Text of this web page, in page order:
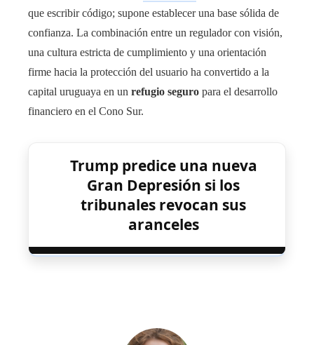
que escribir código; supone establecer una base sólida de
confianza. La combinación entre un regulador con visión,
una cultura estricta de cumplimiento y una orientación
firme hacia la protección del usuario ha convertido a la
capital uruguaya en un refugio seguro para el desarrollo
financiero en el Cono Sur.
Trump predice una nueva
Gran Depresión si los
tribunales revocan sus
aranceles